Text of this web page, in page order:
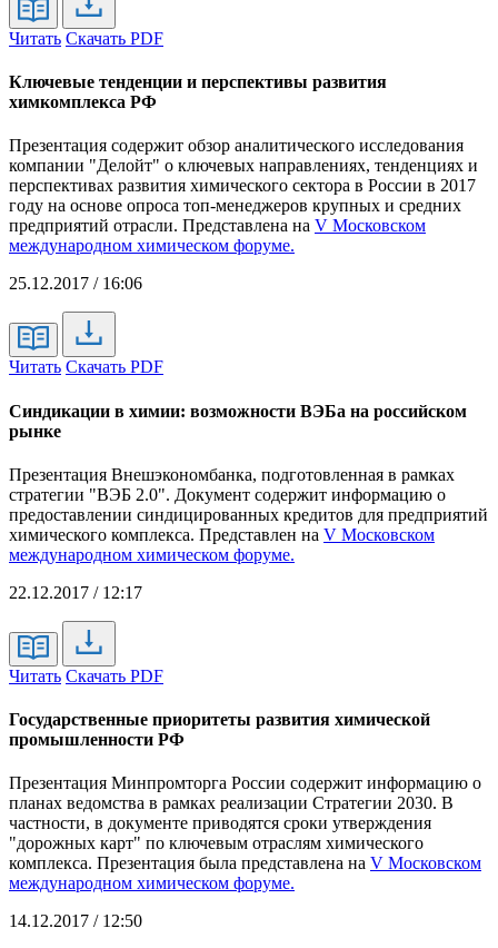
Читать Скачать PDF
Ключевые тенденции и перспективы развития
химкомплекса РФ
Презентация содержит обзор аналитического исследования
компании "Делойт" о ключевых направлениях, тенденциях и
перспективах развития химического сектора в России в 2017
году на основе опроса топ-менеджеров крупных и средних
предприятий отрасли. Представлена на V Московском
международном химическом форуме.
25.12.2017 / 16:06
Читать Скачать PDF
Синдикации в химии: возможности ВЭБа на российском
рынке
Презентация Внешэкономбанка, подготовленная в рамках
стратегии "ВЭБ 2.0". Документ содержит информацию о
предоставлении синдицированных кредитов для предприятий
химического комплекса. Представлен на V Московском
международном химическом форуме.
22.12.2017 / 12:17
Читать Скачать PDF
Государственные приоритеты развития химической
промышленности РФ
Презентация Минпромторга России содержит информацию о
планах ведомства в рамках реализации Стратегии 2030. В
частности, в документе приводятся сроки утверждения
"дорожных карт" по ключевым отраслям химического
комплекса. Презентация была представлена на V Московском
международном химическом форуме.
14.12.2017 / 12:50